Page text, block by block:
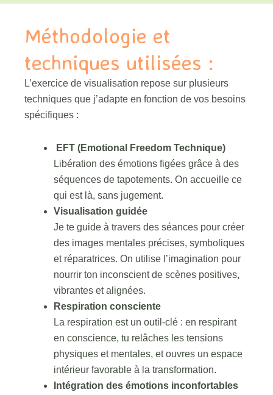
Méthodologie et
techniques utilisées :
L’exercice de visualisation repose sur plusieurs
techniques que j’adapte en fonction de vos besoins
spécifiques :
EFT (Emotional Freedom Technique)
Libération des émotions figées grâce à des
séquences de tapotements. On accueille ce
qui est là, sans jugement.
Visualisation guidée
Je te guide à travers des séances pour créer
des images mentales précises, symboliques
et réparatrices. On utilise l’imagination pour
nourrir ton inconscient de scènes positives,
vibrantes et alignées.
Respiration consciente
La respiration est un outil-clé : en respirant
en conscience, tu relâches les tensions
physiques et mentales, et ouvres un espace
intérieur favorable à la transformation.
Intégration des émotions inconfortables